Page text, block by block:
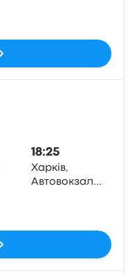
18:25
Харків,
Автовокзал